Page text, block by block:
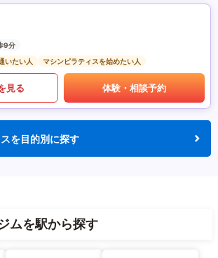
9分
いたい人
マシンピラティスを始めたい人
見る 体験・相談予約
を目的別に探す
ムを駅から探す